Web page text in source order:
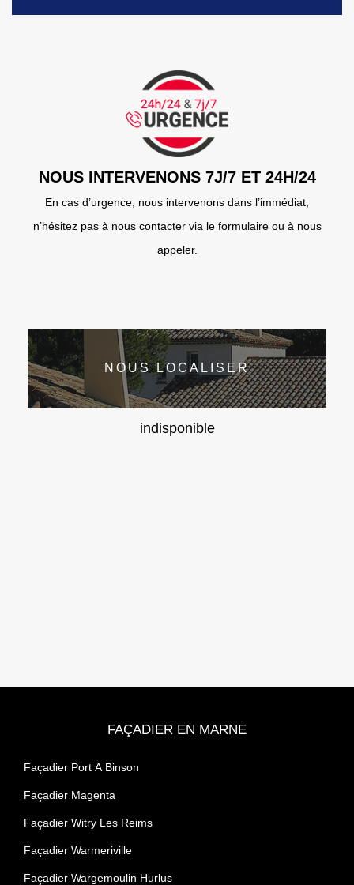
NOUS INTERVENONS 7J/7 ET 24H/24
En cas d’urgence, nous intervenons dans l’immédiat,
n’hésitez pas à nous contacter via le formulaire ou à nous
appeler.
NOUS LOCALISER
indisponible
FAÇADIER EN MARNE
Façadier Port A Binson
Façadier Magenta
Façadier Witry Les Reims
Façadier Warmeriville
Façadier Wargemoulin Hurlus